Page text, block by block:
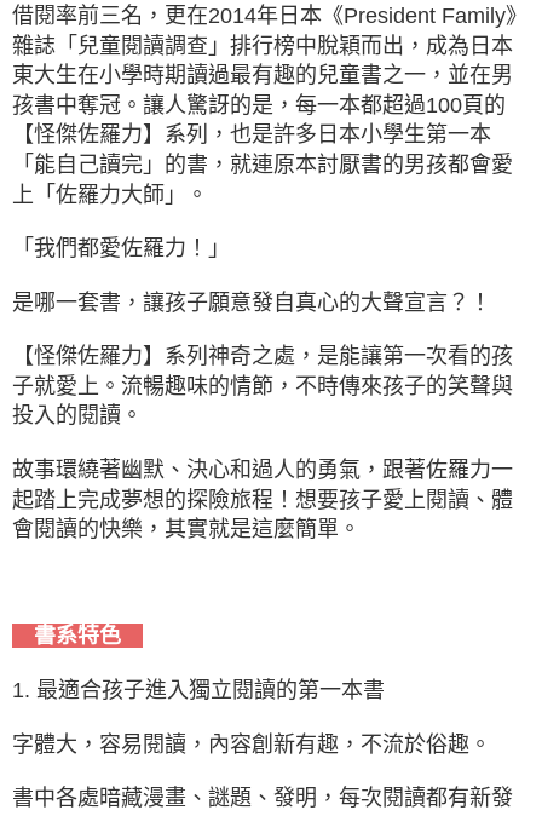
借閱率前三名，更在2014年日本《President Family》
雜誌「兒童閱讀調查」排行榜中脫穎而出，成為日本
東大生在小學時期讀過最有趣的兒童書之一，並在男
孩書中奪冠。讓人驚訝的是，每一本都超過100頁的
【怪傑佐羅力】系列，也是許多日本小學生第一本
「能自己讀完」的書，就連原本討厭書的男孩都會愛
上「佐羅力大師」。
「我們都愛佐羅力！」
是哪一套書，讓孩子願意發自真心的大聲宣言？！
【怪傑佐羅力】系列神奇之處，是能讓第一次看的孩
子就愛上。流暢趣味的情節，不時傳來孩子的笑聲與
投入的閱讀。
故事環繞著幽默、決心和過人的勇氣，跟著佐羅力一
起踏上完成夢想的探險旅程！想要孩子愛上閱讀、體
會閱讀的快樂，其實就是這麼簡單。
書系特色
1. 最適合孩子進入獨立閱讀的第一本書
字體大，容易閱讀，內容創新有趣，不流於俗趣。
書中各處暗藏漫畫、謎題、發明，每次閱讀都有新發